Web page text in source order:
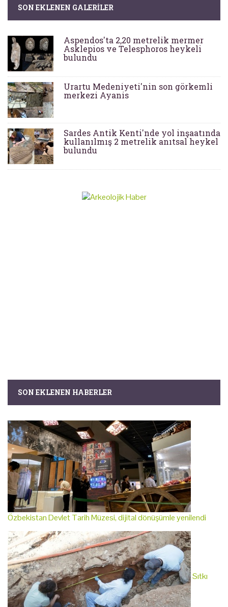
SON EKLENEN GALERILER
Aspendos'ta 2,20 metrelik mermer
Asklepios ve Telesphoros heykeli
bulundu
Urartu Medeniyeti'nin son görkemli
merkezi Ayanis
Sardes Antik Kenti'nde yol inşaatında
kullanılmış 2 metrelik anıtsal heykel
bulundu
SON EKLENEN HABERLER
Özbekistan Devlet Tarih Müzesi, dijital dönüşümle yenilendi
Sıtkı